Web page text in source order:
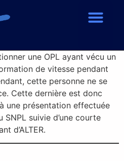
une OPL ayant vécu un
de vitesse pendant
cette personne ne se
Cette dernière est donc
une présentation effectuée
suivie d’une courte
d’ALTER.